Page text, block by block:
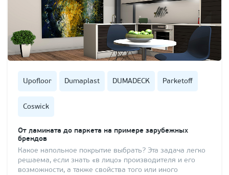
Upofloor Dumaplast DUMADECK Parketoff
Coswick
От ламината до паркета на примере зарубежных
брендов
Какое напольное покрытие выбрать? Эта задача легко
решаема, если знать «в лицо» производителя и его
возможности, а также свойства того или иного